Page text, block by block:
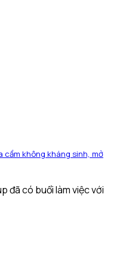
cầm không kháng sinh, mở
đã có buổi làm việc với